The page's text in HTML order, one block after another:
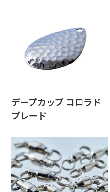
デープカップ コロラド
ブレード